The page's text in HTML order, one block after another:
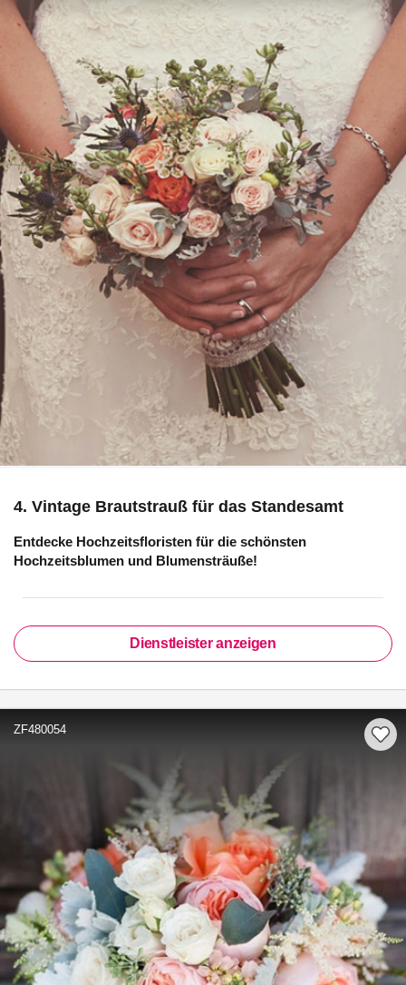
4. Vintage Brautstrauß für das Standesamt
Entdecke Hochzeitsfloristen für die schönsten
Hochzeitsblumen und Blumensträuße!
Dienstleister anzeigen
ZF480054